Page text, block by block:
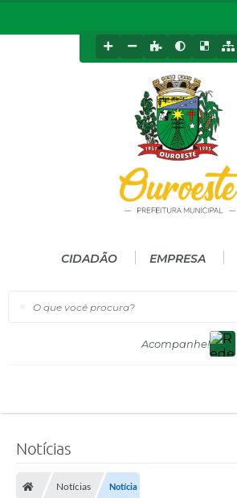
O que você procura?
CIDADÃO EMPRESA
Notícias
Notícias Notícia